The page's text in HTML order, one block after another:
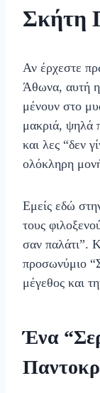
Σκήτη
Αν έρχεστε
Άθωνα, αυτή η
μένουν στο
μακριά, ψηλά
και λες “δεν
ολόκληρη
Εμείς εδώ
τους
σαν παλάτι”.
προσωνύμιο
μέγεθος και
Ένα